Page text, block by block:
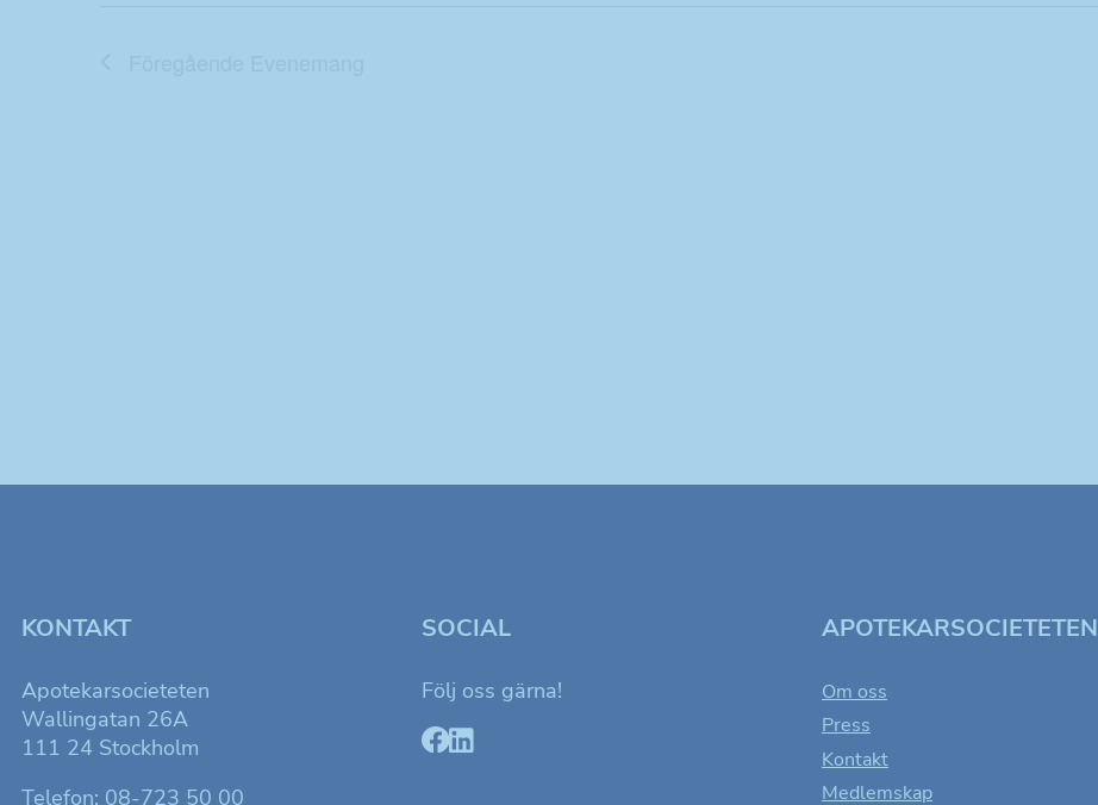
KONTAKT
Apotekarsocieteten
Wallingatan 26A
111 24 Stockholm
Telefon: 08-723 50 00
SOCIAL
Följ oss gärna!
APOTEKARSOCIETETEN
Om oss
Press
Kontakt
Medlemskap